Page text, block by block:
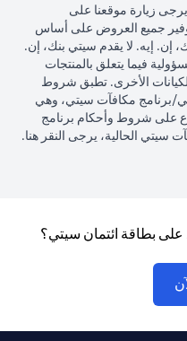
زيارة موقعنا على
جميع العروض على أساس
إن. إيه. لا يقدم سيتي بنك، إن.
فيما يتعلق بالمنتجات
الأخرى. تطبق شروط
برنامج مكافآت سيتي، وهي
على شروط وأحكام برنامج
الحالية، يرجى النقر هنا.
على بطاقة ائتمان سيتي؟